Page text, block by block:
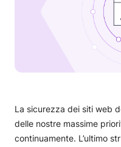
La sicurezza dei siti web
delle nostre massime
continuamente. L’ultimo